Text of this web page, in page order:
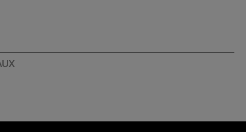
page:page:
our YouTube channel: